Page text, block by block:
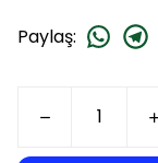
Paylaş: